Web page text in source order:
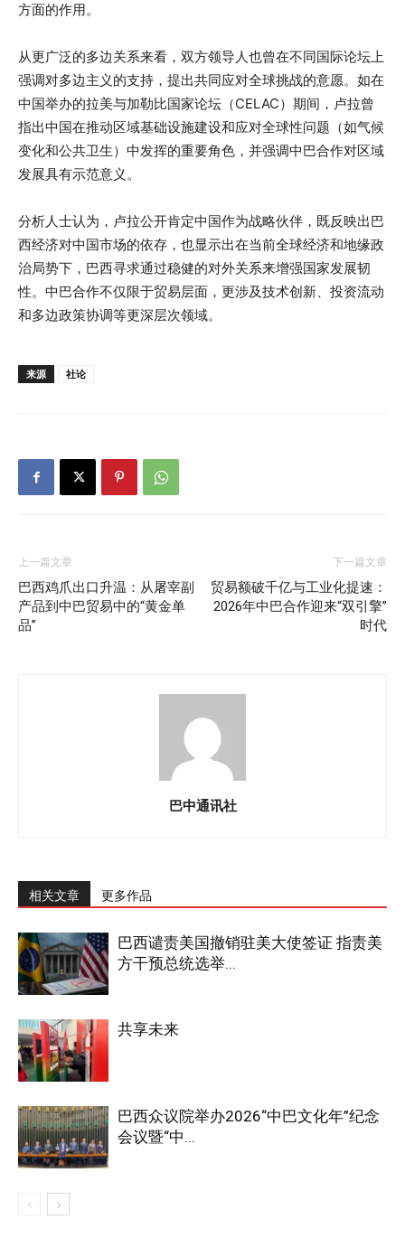
方面的作用。
从更广泛的多边关系来看，双方领导人也曾在不同国际论坛上
强调对多边主义的支持，提出共同应对全球挑战的意愿。如在
中国举办的拉美与加勒比国家论坛（CELAC）期间，卢拉曾
指出中国在推动区域基础设施建设和应对全球性问题（如气候
变化和公共卫生）中发挥的重要角色，并强调中巴合作对区域
发展具有示范意义。
分析人士认为，卢拉公开肯定中国作为战略伙伴，既反映出巴
西经济对中国市场的依存，也显示出在当前全球经济和地缘政
治局势下，巴西寻求通过稳健的对外关系来增强国家发展韧
性。中巴合作不仅限于贸易层面，更涉及技术创新、投资流动
和多边政策协调等更深层次领域。
来源 社论
上一篇文章
巴西鸡爪出口升温：从屠宰副
产品到中巴贸易中的“黄金单
品”
下一篇文章
贸易额破千亿与工业化提速：
2026年中巴合作迎来“双引擎”
时代
巴中通讯社
相关文章 更多作品
巴西谴责美国撤销驻美大使签证 指责美
方干预总统选举...
共享未来
巴西众议院举办2026“中巴文化年”纪念
会议暨“中...